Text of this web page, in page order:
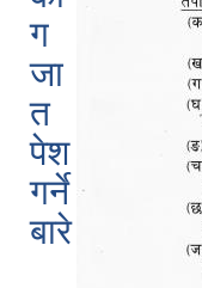
ग
जा
त
पेश
गर्ने
बारे